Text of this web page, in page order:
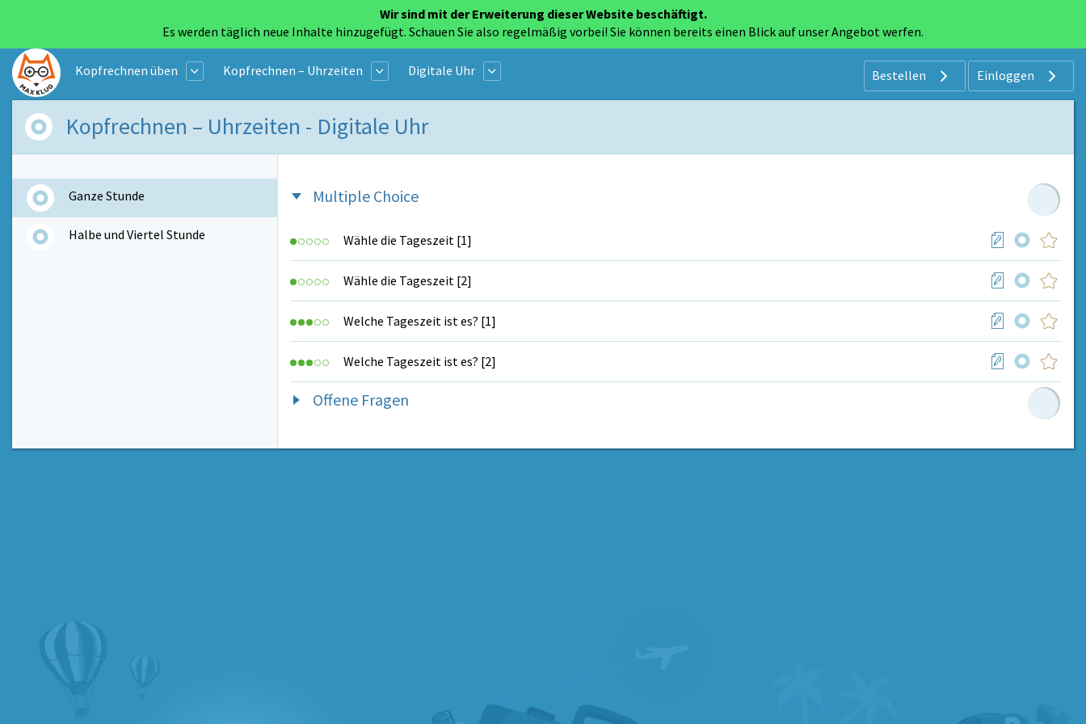
Wir sind mit der Erweiterung dieser Website beschäftigt.
Es werden täglich neue Inhalte hinzugefügt. Schauen Sie also regelmäßig vorbei! Sie können bereits einen Blick auf unser Angebot werfen.
Kopfrechnen üben Kopfrechnen – Uhrzeiten Digitale Uhr Bestellen Einloggen
Kopfrechnen – Uhrzeiten - Digitale Uhr
Ganze Stunde
Halbe und Viertel Stunde
Multiple Choice
Wähle die Tageszeit [1]
Wähle die Tageszeit [2]
Welche Tageszeit ist es? [1]
Welche Tageszeit ist es? [2]
Offene Fragen